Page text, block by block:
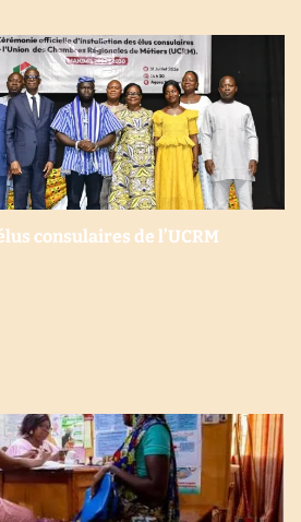
consulaires de l’UCRM